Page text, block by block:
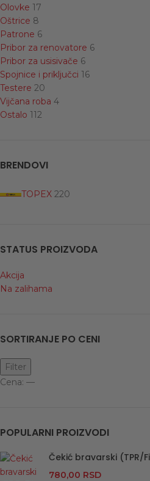
Olovke 17
Oštrice 8
Patrone 6
Pribor za renovatore 6
Pribor za usisivače 6
Spojnice i priključci 16
Testere 20
Vijčana roba 4
Ostalo 112
BRENDOVI
TOPEX 220
STATUS PROIZVODA
Akcija
Na zalihama
SORTIRANJE PO CENI
Filter
Cena: —
POPULARNI PROIZVODI
Čekić bravarski (TPR/
780,00 RSD